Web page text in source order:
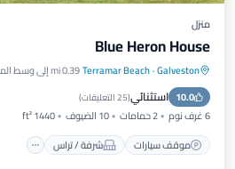
منزل
Blue Heron House
Galveston
·
Terramar Beach0.39 mi إلى وسط المدينة
10.0 استثنائي(25 التعليقات )
6 غرف نوم 2 حمامات 10 الضيوف
1440 ft²
موقف سيارات
شرفة / تراس
موقف سيارات شرفة / تراس
مكيف هواء